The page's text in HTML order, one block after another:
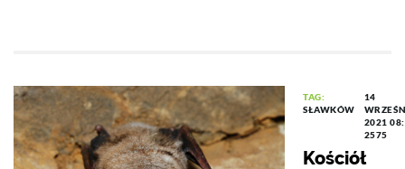
TAG:
SŁAWKÓW
14
2021
2575
Kościół